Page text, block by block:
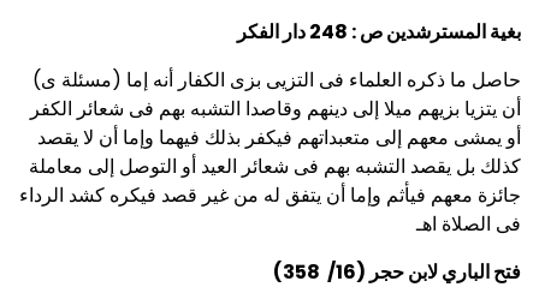
بغية المسترشدين ص : 248 دار الفكر
(مسئلة ى) حاصل ما ذكره العلماء فى التزيى بزى الكفار أنه إما
أن يتزيا بزيهم ميلا إلى دينهم وقاصدا التشبه بهم فى شعائر الكفر
أو يمشى معهم إلى متعبداتهم فيكفر بذلك فيهما وإما أن لا يقصد
كذلك بل يقصد التشبه بهم فى شعائر العيد أو التوصل إلى معاملة
جائزة معهم فيأثم وإما أن يتفق له من غير قصد فيكره كشد الرداء
فى الصلاة اهـ
فتح الباري لابن حجر (16/ 358)